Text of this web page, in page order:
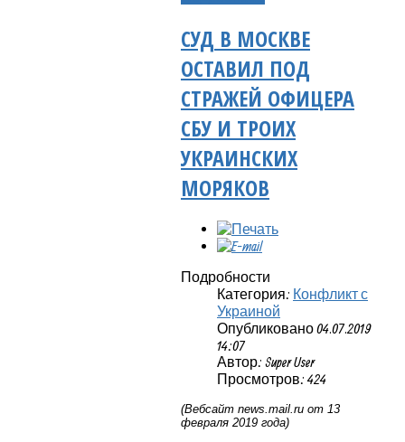
СУД В МОСКВЕ
ОСТАВИЛ ПОД
СТРАЖЕЙ ОФИЦЕРА
СБУ И ТРОИХ
УКРАИНСКИХ
МОРЯКОВ
Подробности
Категория: Конфликт с
Украиной
Опубликовано 04.07.2019
14:07
Автор: Super User
Просмотров: 424
(Вебсайт news mail ru от 13
февраля 2019 года)